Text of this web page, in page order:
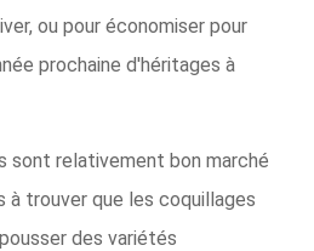
ou pour économiser pour
prochaine d'héritages à
sont relativement bon marché
trouver que les coquillages
des variétés